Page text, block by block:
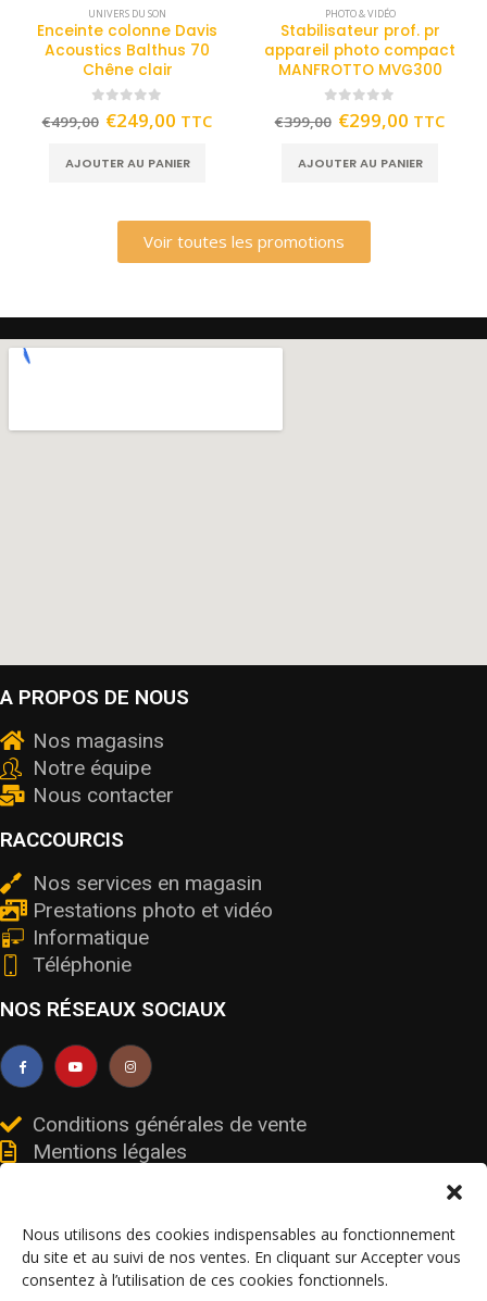
Nous utilisons des cookies indispensables au fonctionnement
du site et au suivi de nos ventes. En cliquant sur Accepter vous
consentez à l’utilisation de ces cookies fonctionnels.
UNIVERS DU SON
Enceinte colonne Davis
Acoustics Balthus 70
Chêne clair
out of 5
€499,00 €249,00 TTC
AJOUTER AU PANIER
PHOTO & VIDÉO
Stabilisateur prof. pr
appareil photo compact
MANFROTTO MVG300
out of 5
€399,00 €299,00 TTC
AJOUTER AU PANIER
Voir toutes les promotions
A PROPOS DE NOUS
Nos magasins
Notre équipe
Nous contacter
RACCOURCIS
Nos services en magasin
Prestations photo et vidéo
Informatique
Téléphonie
NOS RÉSEAUX SOCIAUX
Conditions générales de vente
Mentions légales